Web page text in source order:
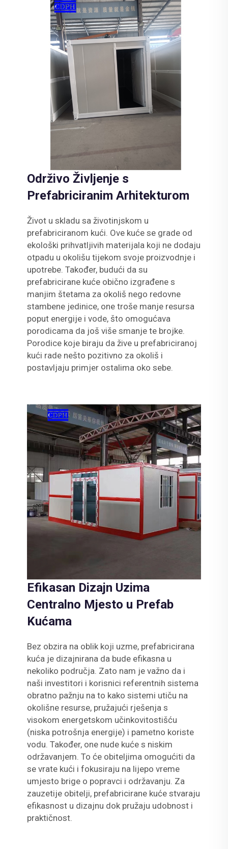
Održivo Življenje s
Prefabriciranim Arhitekturom
Život u skladu sa životinjskom u
prefabriciranom kući. Ove kuće se grade od
ekološki prihvatljivih materijala koji ne dodaju
otpadu u okolišu tijekom svoje proizvodnje i
upotrebe. Također, budući da su
prefabricirane kuće obično izgrađene s
manjim štetama za okoliš nego redovne
stambene jedinice, one troše manje resursa
poput energije i vode, što omogućava
porodicama da još više smanje te brojke.
Porodice koje biraju da žive u prefabriciranoj
kući rade nešto pozitivno za okoliš i
postavljaju primjer ostalima oko sebe.
Efikasan Dizajn Uzima
Centralno Mjesto u Prefab
Kućama
Bez obzira na oblik koji uzme, prefabricirana
kuća je dizajnirana da bude efikasna u
nekoliko područja. Zato nam je važno da i
naši investitori i korisnici referentnih sistema
obratno pažnju na to kako sistemi utiču na
okolišne resurse, pružajući rješenja s
visokom energetskom učinkovitostišću
(niska potrošnja energije) i pametno koriste
vodu. Također, one nude kuće s niskim
održavanjem. To će obiteljima omogućiti da
se vrate kući i fokusiraju na lijepo vreme
umjesto brige o popravci i održavanju. Za
zauzetije obitelji, prefabricirane kuće stvaraju
efikasnost u dizajnu dok pružaju udobnost i
praktičnost.